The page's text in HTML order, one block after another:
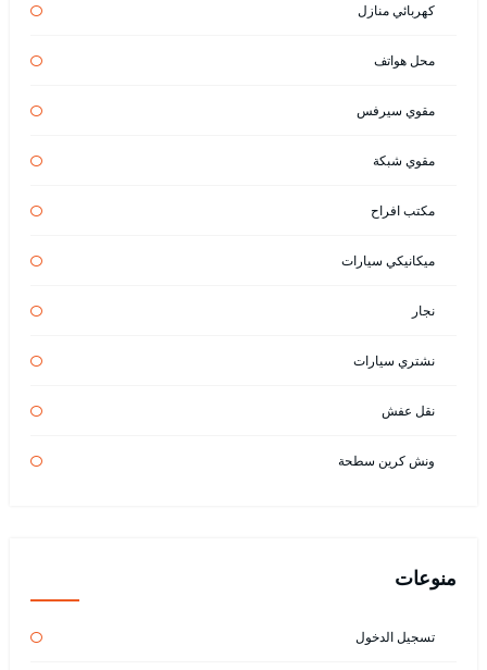
كهربائي منازل
محل هواتف
مقوي سيرفس
مقوي شبكة
مكتب افراح
ميكانيكي سيارات
نجار
نشتري سيارات
نقل عفش
ونش كرين سطحة
منوعات
تسجيل الدخول